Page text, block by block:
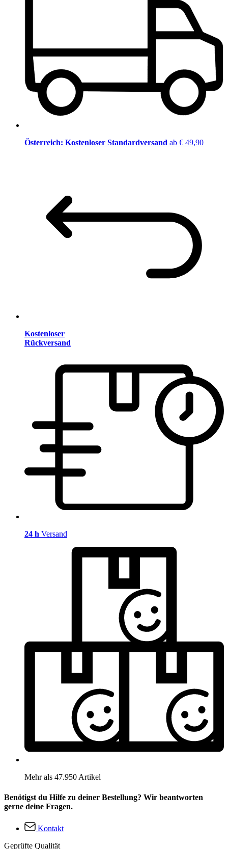
Österreich: Kostenloser Standardversand ab € 49,90
Kostenloser
Rückversand
24 h Versand
Mehr als 47.950 Artikel
Benötigst du Hilfe zu deiner Bestellung? Wir beantworten
gerne deine Fragen.
Kontakt
Geprüfte Qualität